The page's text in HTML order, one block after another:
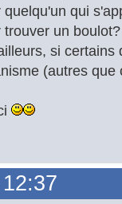
quelqu'un qui
trouver un boulot?
si certains
(autres